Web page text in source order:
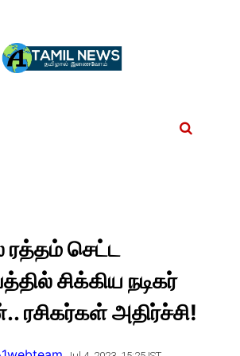
ரத்தம் செட்ட
சிக்கிய நடிகர்
ரசிகர்கள் அதிர்ச்சி!